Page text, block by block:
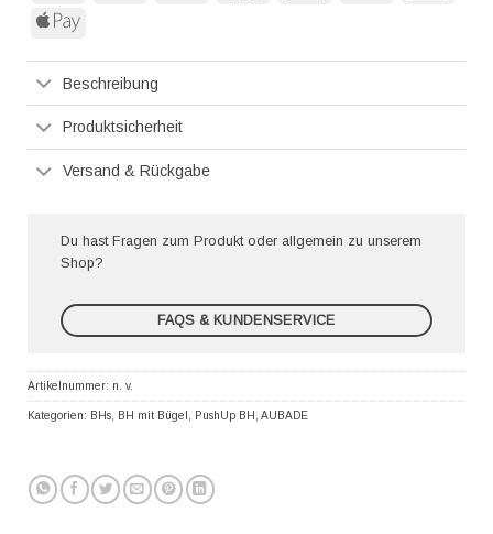
Apple
Beschreibung
Produktsicherheit
Versand & Rückgabe
Du hast Fragen zum Produkt oder allgemein zu unserem
Shop?
FAQS & KUNDENSERVICE
Artikelnummer: n. v.
Kategorien: BHs, BH mit Bügel , PushUp BH , AUBADE